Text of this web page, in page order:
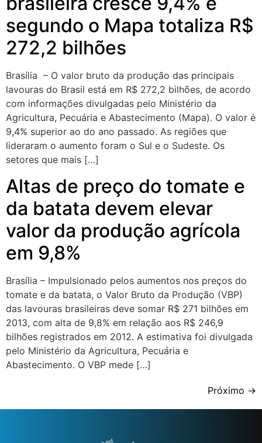
segundo o Mapa totaliza R$
272,2 bilhões
Brasília – O valor bruto da produção das principais
lavouras do Brasil está em R$ 272,2 bilhões, de acordo
com informações divulgadas pelo Ministério da
Agricultura, Pecuária e Abastecimento (Mapa). O valor é
9,4% superior ao do ano passado. As regiões que
lideraram o aumento foram o Sul e o Sudeste. Os
setores que mais […]
Altas de preço do tomate e
da batata devem elevar
valor da produção agrícola
em 9,8%
Brasília – Impulsionado pelos aumentos nos preços do
tomate e da batata, o Valor Bruto da Produção (VBP)
das lavouras brasileiras deve somar R$ 271 bilhões em
2013, com alta de 9,8% em relação aos R$ 246,9
bilhões registrados em 2012. A estimativa foi divulgada
pelo Ministério da Agricultura, Pecuária e
Abastecimento. O VBP mede […]
Próximo →